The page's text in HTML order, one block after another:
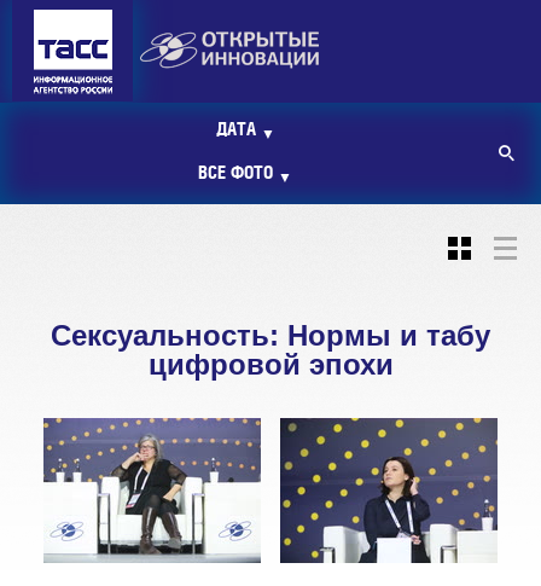
ДАТА ▼
ВСЕ ФОТО ▼
Сексуальность: Нормы и табу
цифровой эпохи